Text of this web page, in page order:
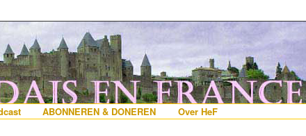
die iets met Frankrijk hebben
ABONNEREN & DONEREN Over HeF